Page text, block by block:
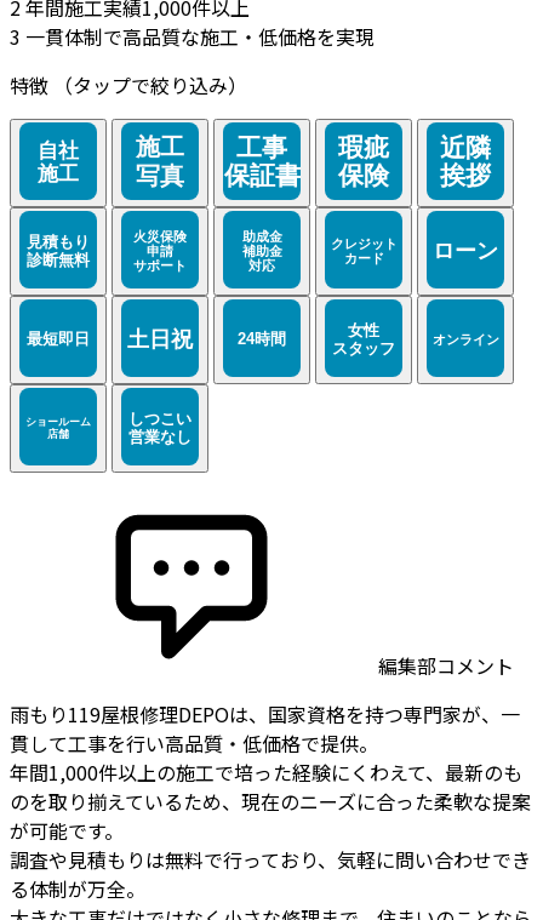
2年間施工実績1,000件以上
3 一貫体制で高品質な施工・低価格を実現
特徴
（タップで絞り込み）
編集部コメント
雨もり119屋根修理DEPOは、国家資格を持つ専門家が、一
貫して工事を行い高品質・低価格で提供。
年間1,000件以上の施工で培った経験にくわえて、最新のも
のを取り揃えているため、現在のニーズに合った柔軟な提案
が可能です。
調査や見積もりは無料で行っており、気軽に問い合わせでき
る体制が万全。